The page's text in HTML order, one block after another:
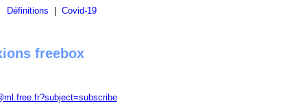
Définitions Covid-19
freebox